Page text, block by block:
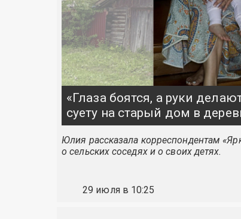
«Глаза боятся, а руки
суету на старый дом в
Юлия рассказала корреспондентам
о сельских соседях и о своих детях.
29 июля в 10:25